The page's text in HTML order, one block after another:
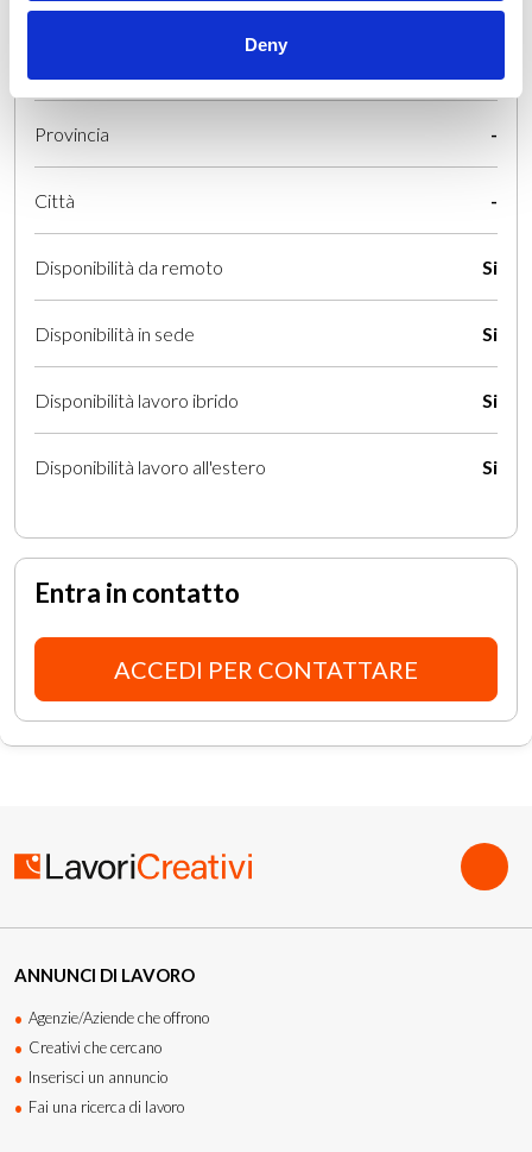
Deny
Provincia -
Città -
Disponibilità da remoto Si
Disponibilità in sede Si
Disponibilità lavoro ibrido Si
Disponibilità lavoro all'estero Si
Entra in contatto
ACCEDI PER CONTATTARE
ANNUNCI DI LAVORO
Agenzie/Aziende che offrono
Creativi che cercano
Inserisci un annuncio
Fai una ricerca di lavoro